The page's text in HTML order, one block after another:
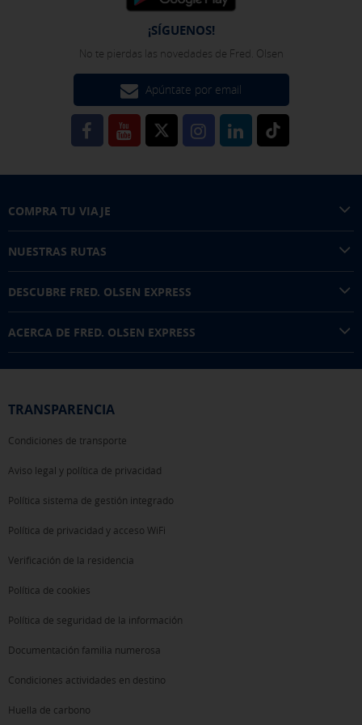
¡SÍGUENOS!
No te pierdas las novedades de Fred. Olsen
Apúntate por email
COMPRA TU VIAJE
NUESTRAS RUTAS
DESCUBRE FRED. OLSEN EXPRESS
ACERCA DE FRED. OLSEN EXPRESS
TRANSPARENCIA
Condiciones de transporte
Aviso legal y política de privacidad
Política sistema de gestión integrado
Política de privacidad y acceso WiFi
Verificación de la residencia
Política de cookies
Política de seguridad de la información
Documentación familia numerosa
Condiciones actividades en destino
Huella de carbono